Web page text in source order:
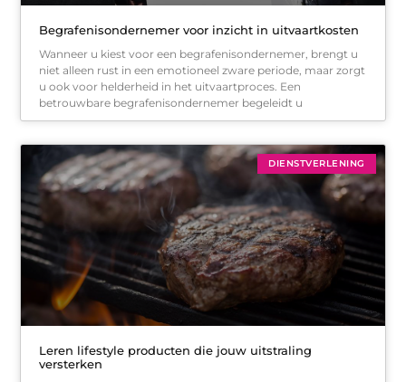
Begrafenisondernemer voor inzicht in uitvaartkosten
Wanneer u kiest voor een begrafenisondernemer, brengt u
niet alleen rust in een emotioneel zware periode, maar zorgt
u ook voor helderheid in het uitvaartproces. Een
betrouwbare begrafenisondernemer begeleidt u
DIENSTVERLENING
Leren lifestyle producten die jouw uitstraling
versterken